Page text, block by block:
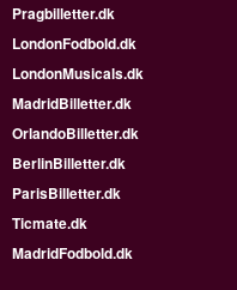
Pragbilletter.dk
LondonFodbold.dk
LondonMusicals.dk
MadridBilletter.dk
OrlandoBilletter.dk
BerlinBilletter.dk
ParisBilletter.dk
Ticmate.dk
MadridFodbold.dk